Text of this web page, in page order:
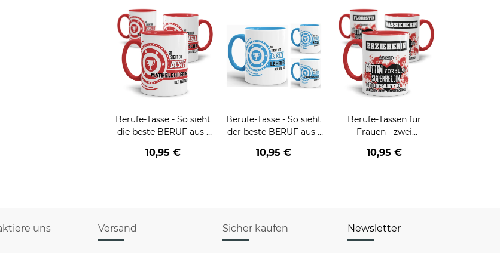
Berufe-Tasse - So sieht
die beste BERUF aus -
Frauen
10,95 €
Berufe-Tasse - So sieht
der beste BERUF aus -
Männer - Hellblau
10,95 €
Berufe-Tassen für
Frauen - zwei
10,95 €
uns Versand Sicher kaufen Newsletter